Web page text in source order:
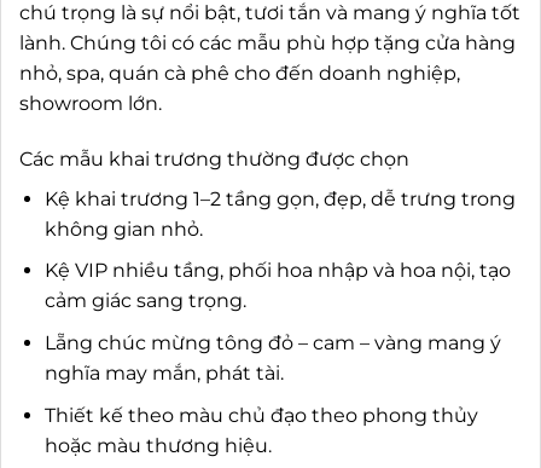
chú trọng là sự nổi bật, tươi tắn và mang ý nghĩa tốt
lành. Chúng tôi có các mẫu phù hợp tặng cửa hàng
nhỏ, spa, quán cà phê cho đến doanh nghiệp,
showroom lớn.
Các mẫu khai trương thường được chọn
Kệ khai trương 1–2 tầng gọn, đẹp, dễ trưng trong
không gian nhỏ.
Kệ VIP nhiều tầng, phối hoa nhập và hoa nội, tạo
cảm giác sang trọng.
Lẵng chúc mừng tông đỏ – cam – vàng mang ý
nghĩa may mắn, phát tài.
Thiết kế theo màu chủ đạo theo phong thủy
hoặc màu thương hiệu.